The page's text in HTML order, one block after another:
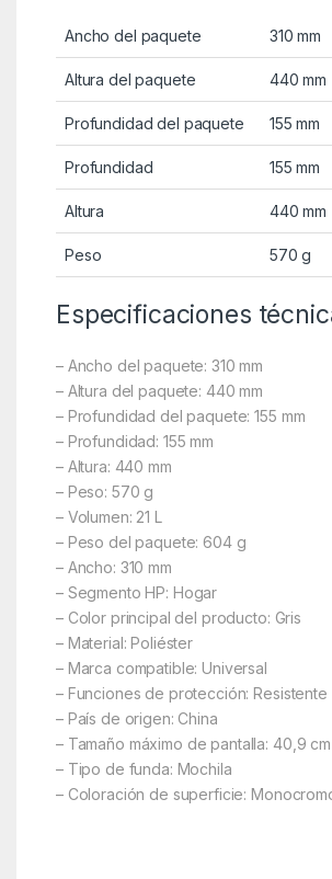
Ancho del paquete 310 mm
Altura del paquete 440 mm
Profundidad del paquete 155 mm
Profundidad 155 mm
Altura 440 mm
Peso 570 g
Especificaciones
– Ancho del paquete: 310 mm
– Altura del paquete: 440 mm
– Profundidad del paquete: 155 mm
– Profundidad: 155 mm
– Altura: 440 mm
– Peso: 570 g
– Volumen: 21 L
– Peso del paquete: 604 g
– Ancho: 310 mm
– Segmento HP: Hogar
– Color principal del producto: Gris
– Material: Poliéster
– Marca compatible: Universal
– Funciones de protección: Resistente
– País de origen: China
– Tamaño máximo de pantalla: 40,9 cm
– Tipo de funda: Mochila
– Coloración de superficie: